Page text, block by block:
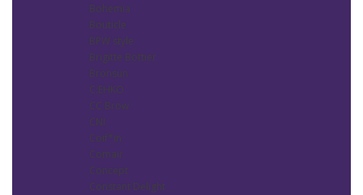
Bohemia
Bouticle
BPW style
Brigitte Bottier
Bronsun
C:EHKO
CC Brow
CNI
Coif*in
Comair
Concept
Constant Delight